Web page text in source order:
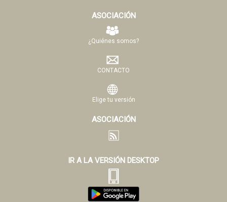
ASOCIACIÓN
¿Quiénes somos?
CONTACTO
Elige tu versión
ASOCIACIÓN
IR A LA VERSIÓN DESKTOP